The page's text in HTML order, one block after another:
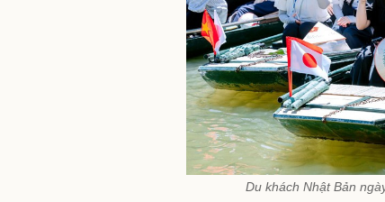
Du khách Nhật Bản